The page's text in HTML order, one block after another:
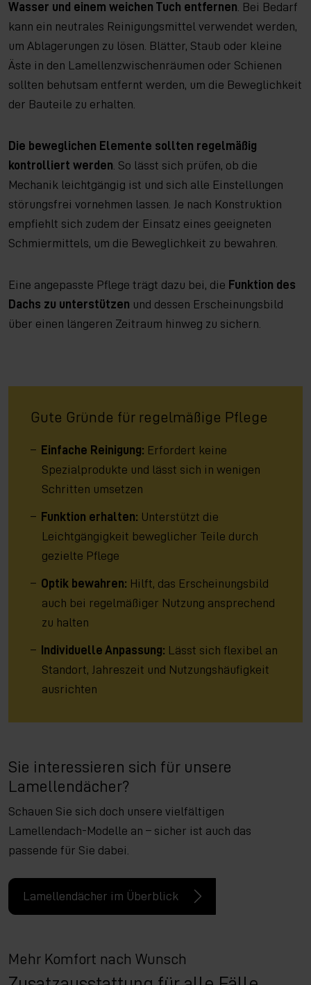
Wasser und einem weichen Tuch entfernen . Bei Bedarf
kann ein neutrales Reinigungsmittel verwendet werden,
um Ablagerungen zu lösen. Blätter, Staub oder kleine
Äste in den Lamellenzwischenräumen oder Schienen
sollten behutsam entfernt werden, um die Beweglichkeit
der Bauteile zu erhalten.
Die beweglichen Elemente sollten regelmäßig
kontrolliert werden . So lässt sich prüfen, ob die
Mechanik leichtgängig ist und sich alle Einstellungen
störungsfrei vornehmen lassen. Je nach Konstruktion
empfiehlt sich zudem der Einsatz eines geeigneten
Schmiermittels, um die Beweglichkeit zu bewahren.
Eine angepasste Pflege trägt dazu bei, die Funktion des
Dachs zu unterstützen und dessen Erscheinungsbild
über einen längeren Zeitraum hinweg zu sichern.
Gute Gründe für regelmäßige Pflege
Einfache Reinigung: Erfordert keine
Spezialprodukte und lässt sich in wenigen
Schritten umsetzen
Funktion erhalten: Unterstützt die
Leichtgängigkeit beweglicher Teile durch
gezielte Pflege
Optik bewahren: Hilft, das Erscheinungsbild
auch bei regelmäßiger Nutzung ansprechend
zu halten
Individuelle Anpassung: Lässt sich flexibel an
Standort, Jahreszeit und Nutzungshäufigkeit
ausrichten
Sie interessieren sich für unsere
Lamellendächer?
Schauen Sie sich doch unsere vielfältigen
Lamellendach-Modelle an – sicher ist auch das
passende für Sie dabei.
Lamellendächer im Überblick
Mehr Komfort nach Wunsch